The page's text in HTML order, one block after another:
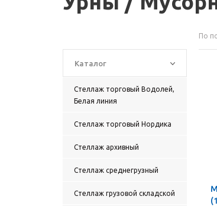
Каталог
Стеллаж торговый Водолей,
Белая линия
Стеллаж торговый Нордика
Стеллаж архивный
Стеллаж среднегрузный
Стеллаж грузовой складской
По